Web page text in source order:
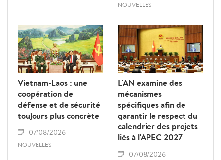
NOUVELLES
Vietnam-Laos : une
coopération de
défense et de sécurité
toujours plus concrète
07/08/2026
NOUVELLES
L'AN examine des
mécanismes
spécifiques afin de
garantir le respect du
calendrier des projets
liés à l'APEC 2027
07/08/2026